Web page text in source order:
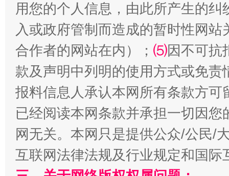
用您的个人信息，由此所产生的纠
入或政府管制而造成的暂时性网
合作者的网站在内）； ⑸因不可抗
款及声明中列明的使用方式或免责
报料信息人承认本网所有条款方
已经阅读本网条款并承担一切因
网无关。本网只是提供公众/公民/
互联网法律法规及行业规定和国